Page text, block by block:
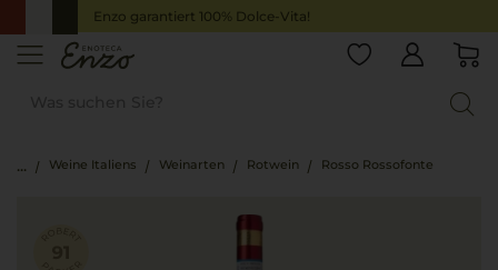
Enzo garantiert 100% Dolce-Vita!
Weine Italiens Weinarten Rotwein Rosso Rossofonte